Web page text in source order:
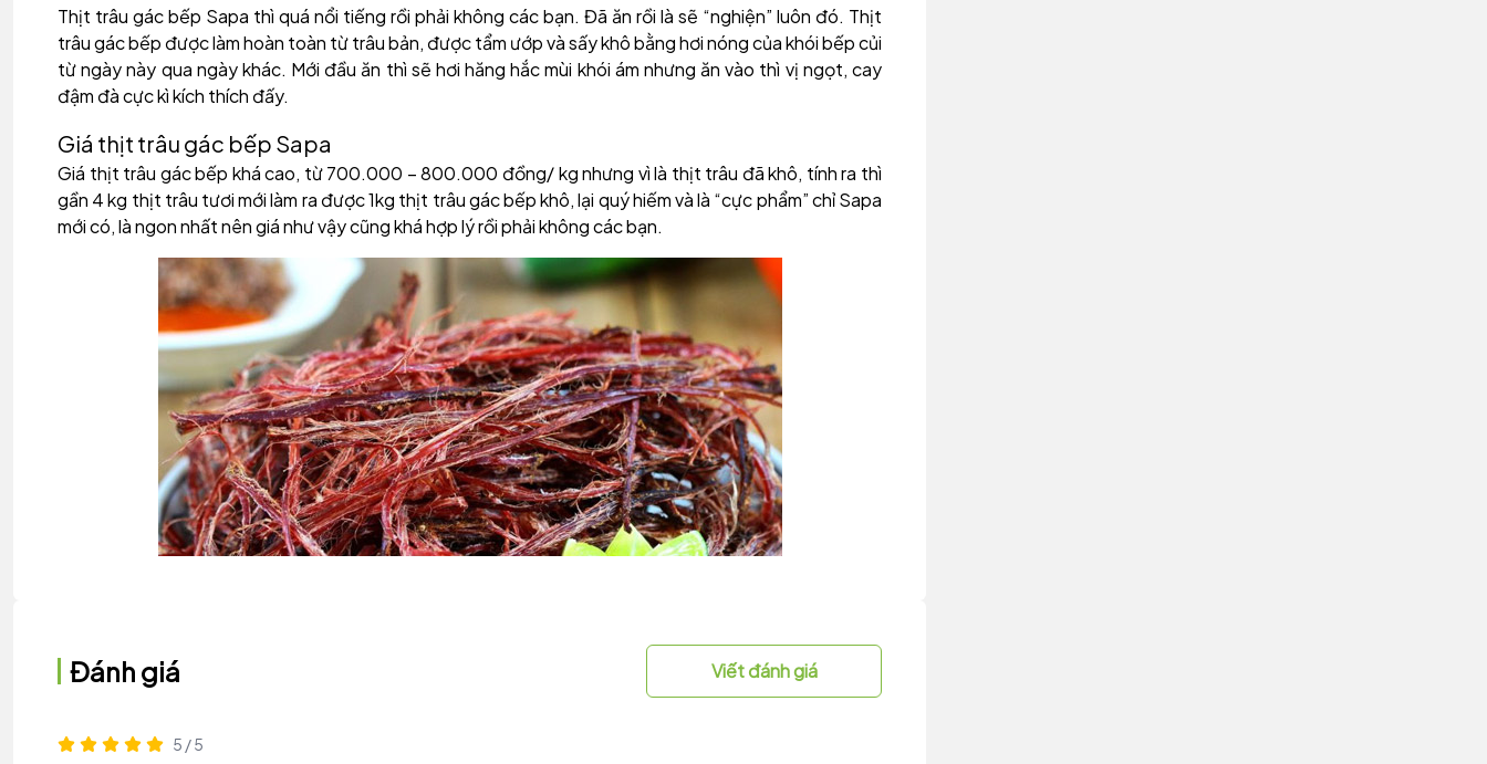
Thịt trâu gác bếp Sapa thì quá nổi tiếng rồi phải không các bạn. Đã ăn rồi là sẽ “nghiện” luôn đó. Thịt
trâu gác bếp được làm hoàn toàn từ trâu bản, được tẩm ướp và sấy khô bằng hơi nóng của khói bếp củi
từ ngày này qua ngày khác. Mới đầu ăn thì sẽ hơi hăng hắc mùi khói ám nhưng ăn vào thì vị ngọt, cay
đậm đà cực kì kích thích đấy.
Giá thịt trâu gác bếp Sapa
Giá thịt trâu gác bếp khá cao, từ 700.000 – 800.000 đồng/ kg nhưng vì là thịt trâu đã khô, tính ra thì
gần 4 kg thịt trâu tươi mới làm ra được 1kg thịt trâu gác bếp khô, lại quý hiếm và là “cực phẩm” chỉ Sapa
mới có, là ngon nhất nên giá như vậy cũng khá hợp lý rồi phải không các bạn.
Đánh giá Viết đánh giá
5 / 5